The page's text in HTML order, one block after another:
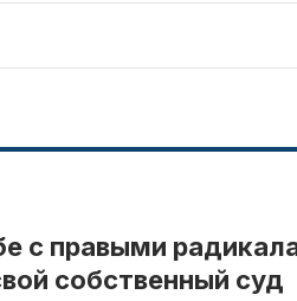
с правыми
собственный суд